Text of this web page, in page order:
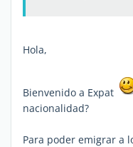
Hola,
Bienvenido a Expat
nacionalidad?
Para poder emigrar a